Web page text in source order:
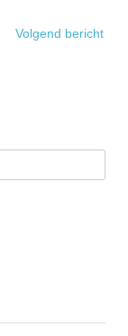
Volgend bericht